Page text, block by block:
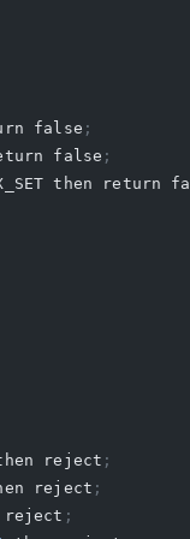
false
;
false
;
then return
then reject
;
then reject
;
reject
;